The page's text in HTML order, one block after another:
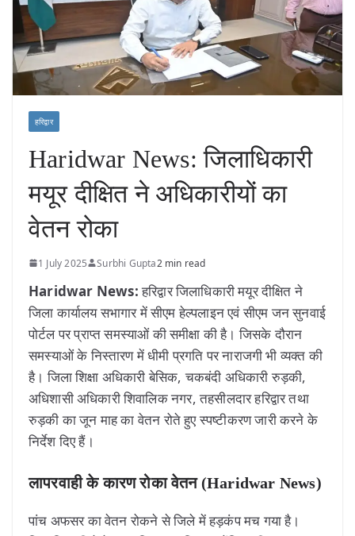
हरिद्वार
Haridwar News: जिलाधिकारी
मयूर दीक्षित ने अधिकारीयों का
वेतन रोका
1 July 2025 Surbhi Gupta2 min read
Haridwar News:हरिद्वार जिलाधिकारी मयूर दीक्षित ने
जिला कार्यालय सभागार में सीएम हेल्पलाइन एवं सीएम जन सुनवाई
पोर्टल पर प्राप्त समस्याओं की समीक्षा की है। जिसके दौरान
समस्याओं के निस्तारण में धीमी प्रगति पर नाराजगी भी व्यक्त की
है। जिला शिक्षा अधिकारी बेसिक, चकबंदी अधिकारी रुड़की,
अधिशासी अधिकारी शिवालिक नगर, तहसीलदार हरिद्वार तथा
रुड़की का जून माह का वेतन रोते हुए स्पष्टीकरण जारी करने के
निर्देश दिए हैं।
लापरवाही के कारण रोका वेतन (Haridwar News)
पांच अफसर का वेतन रोकने से जिले में हड़कंप मच गया है।